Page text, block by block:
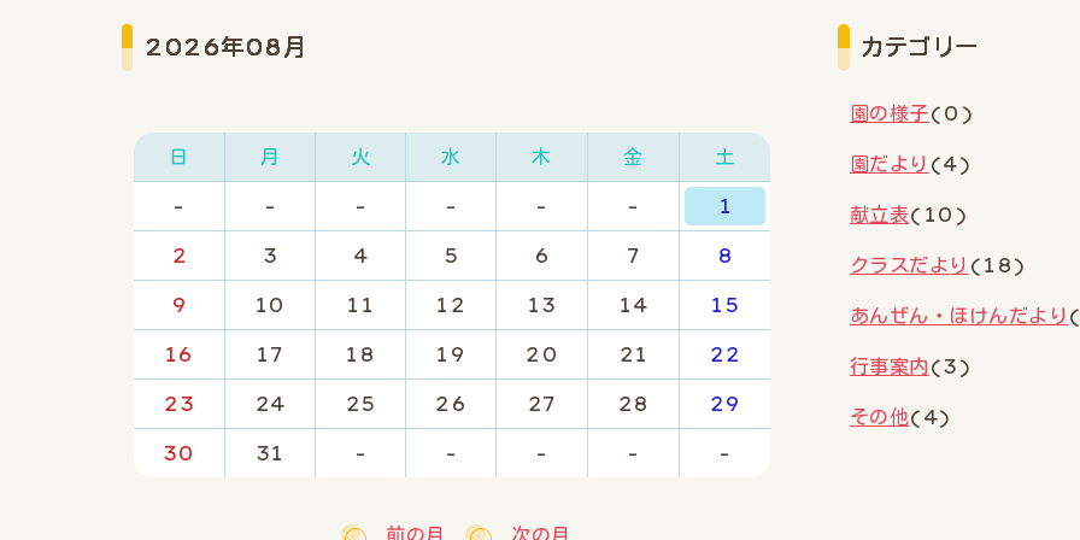
2026年08月
日 月 火 水 木 金 土
- - - - - - 1
2 3 4 5 6 7 8
9 10 11 12 13 14 15
16 17 18 19 20 21 22
23 24 25 26 27 28 29
30 31 - - - - -
カテゴリー
園の様子(0)
園だより (4)
献立表(10)
クラスだより (18)
あんぜん・ほけんだより
行事案内 (3)
その他(4)